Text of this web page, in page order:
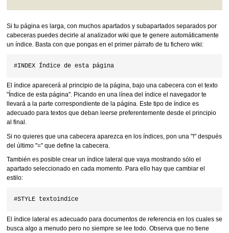
Si tu página es larga, con muchos apartados y subapartados separados por
cabeceras puedes decirle al analizador wiki que te genere automáticamente
un índice. Basta con que pongas en el primer párrafo de tu fichero wiki:
El índice aparecerá al principio de la página, bajo una cabecera con el texto
"Índice de esta página". Picando en una línea del índice el navegador te
llevará a la parte correspondiente de la página. Este tipo de índice es
adecuado para textos que deban leerse preferentemente desde el principio
al final.
Si no quieres que una cabecera aparezca en los índices, pon una "!" después
del último "=" que define la cabecera.
También es posible crear un índice lateral que vaya mostrando sólo el
apartado seleccionado en cada momento. Para ello hay que cambiar el
estilo:
El índice lateral es adecuado para documentos de referencia en los cuales se
busca algo a menudo pero no siempre se lee todo. Observa que no tiene